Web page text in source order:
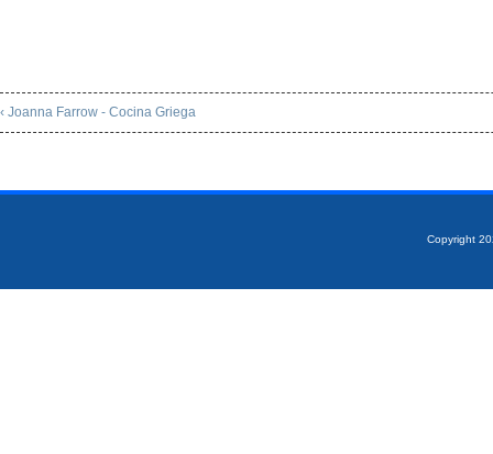
‹ Joanna Farrow - Cocina Griega
Copyright